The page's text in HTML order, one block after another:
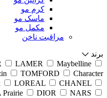
کرم مو
ماسک مو
مکمل مو
مراقبت ناخن
برند
LAMER
Maybelline
TOMFORD
Character
LOREAL
CHANEL
Prairie DIOR
NARS